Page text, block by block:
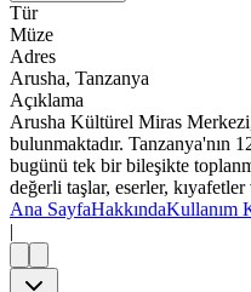
Tür
Müze
Adres
Arusha, Tanzanya
Açıklama
Arusha Kültürel Miras
bulunmaktadır. Tanzanya'nın
bugünü tek bir bileşikte
değerli taşlar, eserler,
Ana SayfaHakkındaKullanım
|